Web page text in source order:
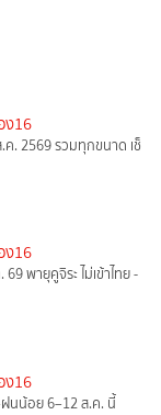
ง16
. 2569 รวมทุกขนาด เช็
ง16
พายุคูจิระ ไม่เข้าไทย -
ง16
นน้อย 6–12 ส.ค. นี้